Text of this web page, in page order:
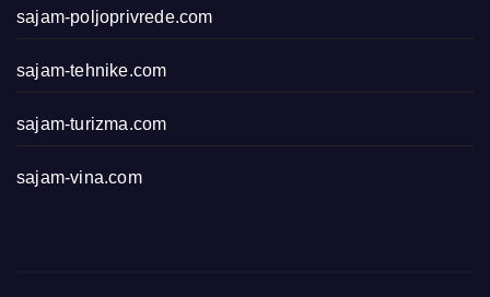
sajam-poljoprivrede.com
sajam-tehnike.com
sajam-turizma.com
sajam-vina.com